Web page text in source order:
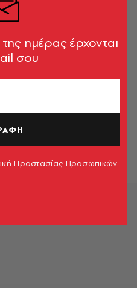
Ξυπνάς με άγχος ήδη
σώμα σου
Η εμφάνιση στις
look
ημέρας έρχονται
σου
Προστασίας Προσωπικών